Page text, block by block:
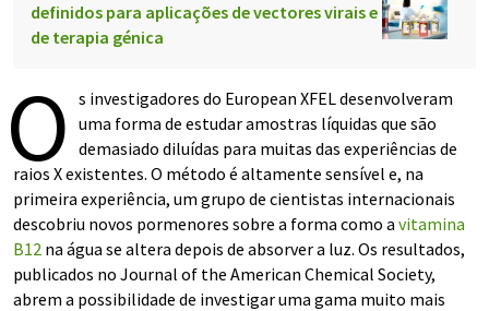
definidos para aplicações de vectores virais e
de terapia génica
O s investigadores do European XFEL desenvolveram
uma forma de estudar amostras líquidas que são
demasiado diluídas para muitas das experiências de
raios X existentes. O método é altamente sensível e, na
primeira experiência, um grupo de cientistas internacionais
descobriu novos pormenores sobre a forma como a vitamina
B12 na água se altera depois de absorver a luz. Os resultados,
publicados no Journal of the American Chemical Society,
abrem a possibilidade de investigar uma gama muito mais